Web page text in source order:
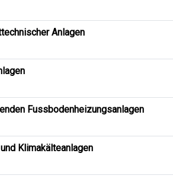
Anlagen
Fussbodenheizungsanlagen
Klimakälteanlagen